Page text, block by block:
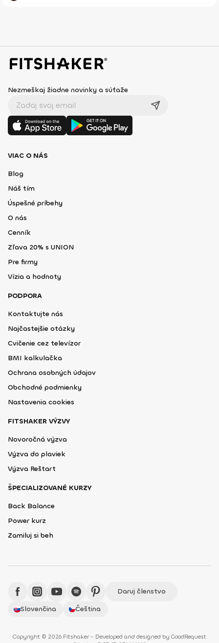
Nezmeškaj žiadne novinky a súťaže
VIAC O NÁS
Blog
Náš tím
Úspešné príbehy
O nás
Cenník
Zľava 20% s UNION
Pre firmy
Vízia a hodnoty
PODPORA
Kontaktujte nás
Najčastejšie otázky
Cvičenie cez televízor
BMI kalkulačka
Ochrana osobných údajov
Obchodné podmienky
Nastavenia cookies
FITSHAKER VÝZVY
Novoročná výzva
Výzva do plaviek
Výzva Reštart
ŠPECIALIZOVANÉ KURZY
Back Balance
Power kurz
Zamiluj si beh
Daruj členstvo
Slovenčina
Čeština
Copyright © 2026 Fitshaker - Developed and designed by GoodRequest